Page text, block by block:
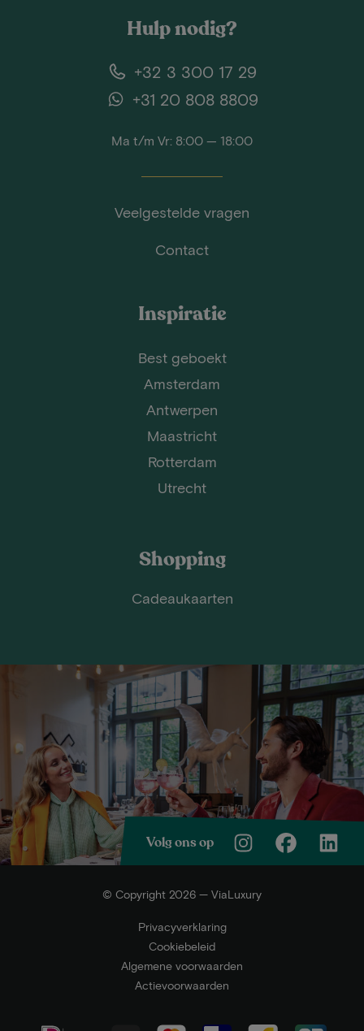
Hulp nodig?
+32 3 300 17 29
+31 20 808 8809
Ma t/m Vr: 8:00 — 18:00
Veelgestelde vragen
Contact
Inspiratie
Best geboekt
Amsterdam
Antwerpen
Maastricht
Rotterdam
Utrecht
Shopping
Cadeaukaarten
Volg ons op
© Copyright 2026 — ViaLuxury
Privacyverklaring
Cookiebeleid
Algemene voorwaarden
Actievoorwaarden